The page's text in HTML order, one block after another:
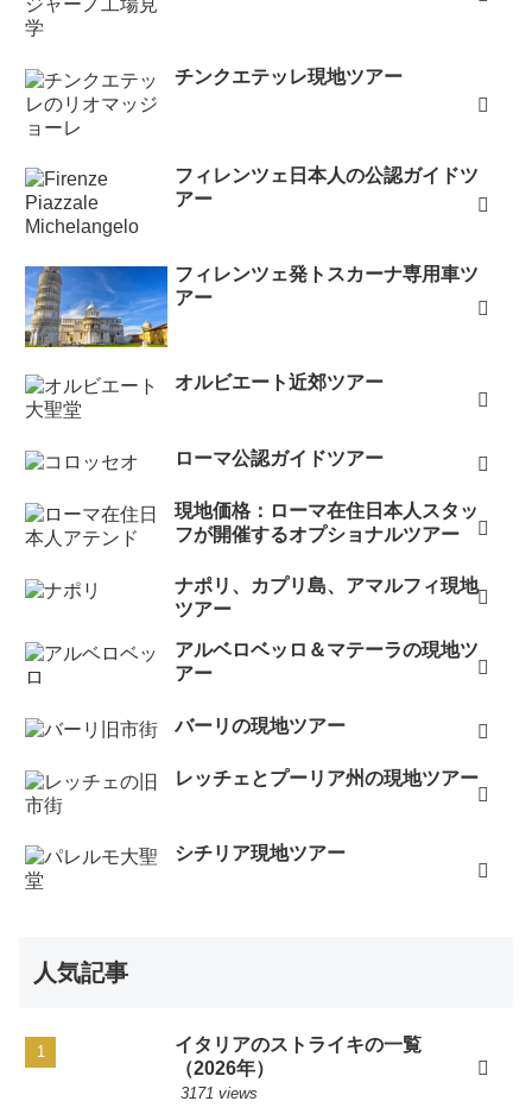
チンクエテッレ現地ツアー
フィレンツェ日本人の公認ガイドツ
アー
フィレンツェ発トスカーナ専用車ツ
アー
オルビエート近郊ツアー
ローマ公認ガイドツアー
現地価格：ローマ在住日本人スタッ
フが開催するオプショナルツアー
ナポリ、カプリ島、アマルフィ現地
ツアー
アルベロベッロ＆マテーラの現地ツ
アー
バーリの現地ツアー
レッチェとプーリア州の現地ツアー
シチリア現地ツアー
人気記事
イタリアのストライキの一覧
（2026年）
3171 views